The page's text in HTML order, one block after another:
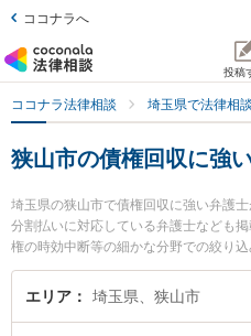
ココナラへ
投稿
ココナラ法律相談 埼玉県で法律相
狭山市の債権回収に強
埼玉県の狭山市で債権回収に強い弁護
分割払いに対応している弁護士なども
権の時効中断等の細かな分野での絞り
法律事務所の田島 遼一弁護士や小原・
フィール情報や弁護士費用、強みなど
エリア 埼玉県、狭山市